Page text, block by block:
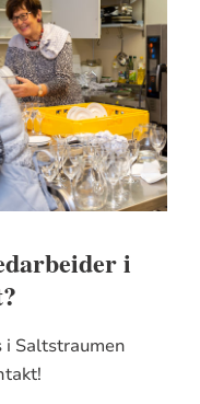
i
i Saltstraumen